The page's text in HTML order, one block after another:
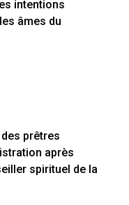
intentions
âmes du
prêtres
après
spirituel de la